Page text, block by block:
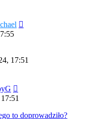
17:51
to doprowadziło?